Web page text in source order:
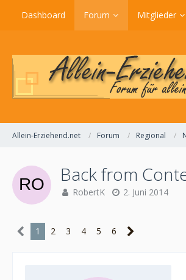
Dashboard Forum Mitglieder
Allein-Erziehend.net Forum Regional
Back from
RobertK 2. Juni 2014
1 2 3 4 5 6